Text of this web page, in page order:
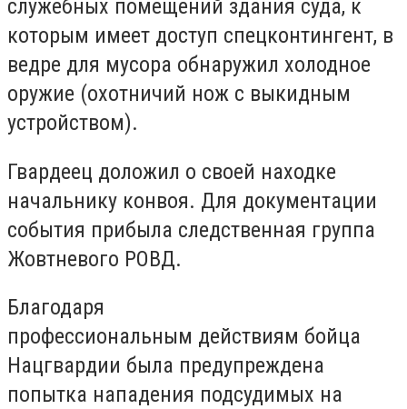
служебных помещений здания суда, к
которым имеет доступ спецконтингент, в
ведре для мусора обнаружил холодное
оружие (охотничий нож с выкидным
устройством).
Гвардеец доложил о своей находке
начальнику конвоя. Для документации
события прибыла следственная группа
Жовтневого РОВД.
Благодаря
профессиональным действиям бойца
Нацгвардии была предупреждена
попытка нападения подсудимых на